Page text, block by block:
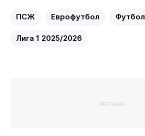
ПСЖ Еврофутбол Футбол
Лига 1 2025/2026
РЕКЛАМА